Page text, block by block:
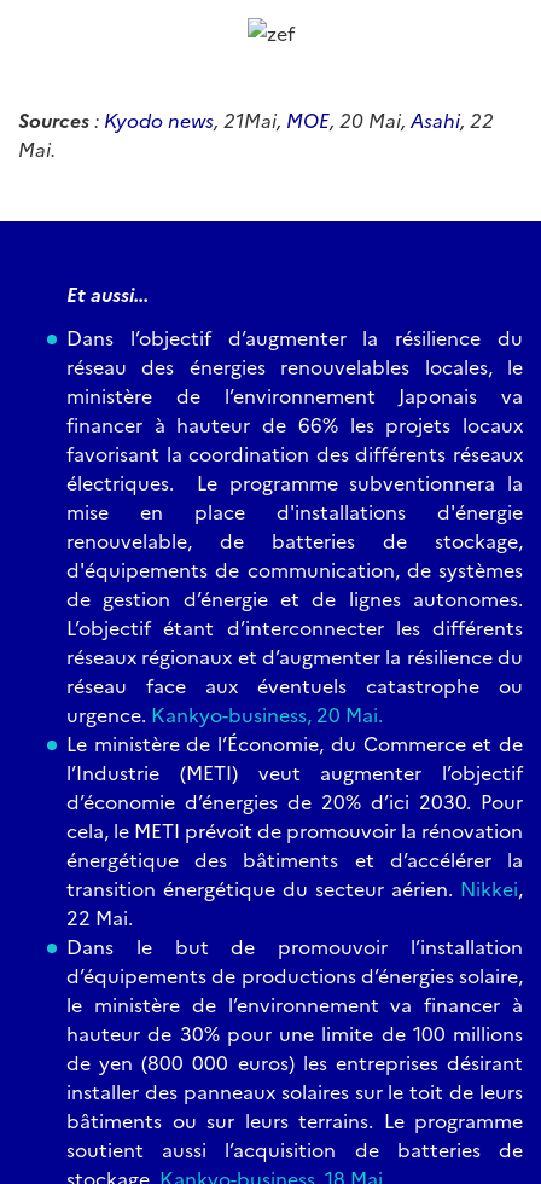
Sources: Kyodo news, 21Mai, MOE, 20 Mai, Asahi, 22
Mai.
Et aussi...
Dans l’objectif d’augmenter la résilience du
réseau des énergies renouvelables locales, le
ministère de l’environnement Japonais va
financer à hauteur de 66% les projets locaux
favorisant la coordination des différents réseaux
électriques. Le programme subventionnera la
mise en place d'installations d'énergie
renouvelable, de batteries de stockage,
d'équipements de communication, de systèmes
de gestion d’énergie et de lignes autonomes.
L’objectif étant d’interconnecter les différents
réseaux régionaux et d’augmenter la résilience du
réseau face aux éventuels catastrophe ou
urgence. Kankyo-business, 20 Mai.
Le ministère de l’Économie, du Commerce et de
l’Industrie (METI) veut augmenter l’objectif
d’économie d’énergies de 20% d’ici 2030. Pour
cela, le METI prévoit de promouvoir la rénovation
énergétique des bâtiments et d’accélérer la
transition énergétique du secteur aérien. Nikkei,
22 Mai.
Dans le but de promouvoir l’installation
d’équipements de productions d’énergies solaire,
le ministère de l’environnement va financer à
hauteur de 30% pour une limite de 100 millions
de yen (800 000 euros) les entreprises désirant
installer des panneaux solaires sur le toit de leurs
bâtiments ou sur leurs terrains. Le programme
soutient aussi l’acquisition de batteries de
stockage. Kankyo-business, 18 Mai.